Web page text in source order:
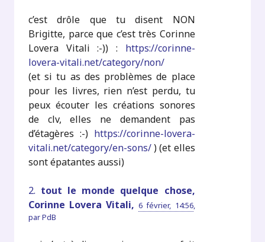
c’est drôle que tu disent NON
Brigitte, parce que c’est très Corinne
Lovera Vitali :-)) : https://corinne-
lovera-vitali.net/category/non/
(et si tu as des problèmes de place
pour les livres, rien n’est perdu, tu
peux écouter les créations sonores
de clv, elles ne demandent pas
d’étagères :-) https://corinne-lovera-
vitali.net/category/en-sons/) (et elles
sont épatantes aussi)
2. tout le monde quelque chose,
Corinne Lovera Vitali,6 février, 14:56,
parPdB